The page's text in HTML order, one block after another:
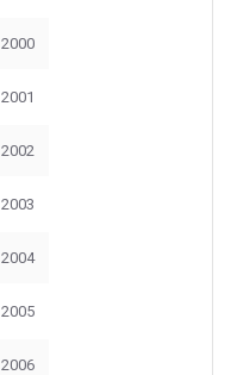
2000
2001
2002
2003
2004
2005
2006